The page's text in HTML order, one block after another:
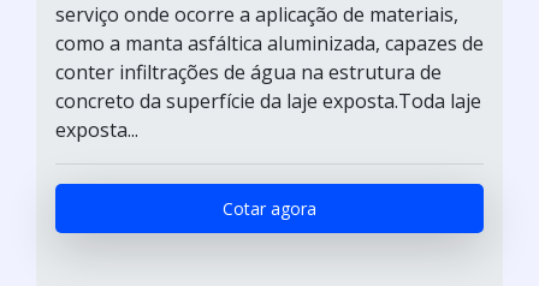
serviço onde ocorre a aplicação de materiais,
como a manta asfáltica aluminizada, capazes de
conter infiltrações de água na estrutura de
concreto da superfície da laje exposta.Toda laje
exposta...
Cotar agora